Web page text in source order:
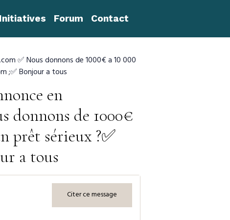
Initiatives Forum Contact
✅ Nous donnons de 1000€ a 10 000
;✅ Bonjour a tous
en
donnons de 1000€
prêt sérieux ?✅
a tous
Citer ce message